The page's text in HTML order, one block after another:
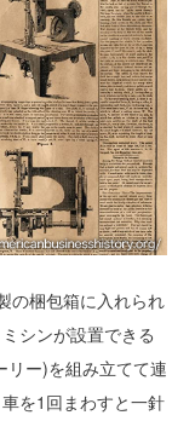
の梱包箱に入れられ
シンが設置できる
リー)を組み立てて連
を1回まわすと一針